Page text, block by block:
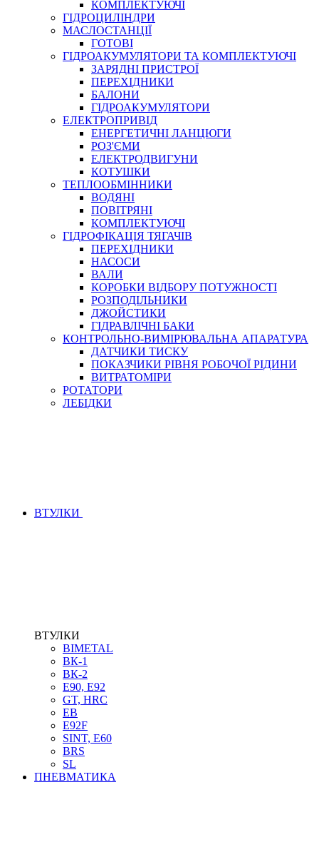
СПЕЦІАЛЬНІ
ГЕРМЕТИКИ
КЛЕЇ, ЦЕМЕНТИ, ЕПОКСИДКИ
РЕМОНТ ГІДРОЦИЛІНДРІВ
БОРЕКС, ЕО
КОМПЛЕКТУЮЧІ
ГІДРОЦИЛІНДРИ
МАСЛОСТАНЦІЇ
ГОТОВІ
ГІДРОАКУМУЛЯТОРИ ТА КОМПЛЕКТУЮЧІ
ЗАРЯДНІ ПРИСТРОЇ
ПЕРЕХІДНИКИ
БАЛОНИ
ГІДРОАКУМУЛЯТОРИ
ЕЛЕКТРОПРИВІД
ЕНЕРГЕТИЧНІ ЛАНЦЮГИ
РОЗ'ЄМИ
ЕЛЕКТРОДВИГУНИ
КОТУШКИ
ТЕПЛООБМІННИКИ
ВОДЯНІ
ПОВІТРЯНІ
КОМПЛЕКТУЮЧІ
ГІДРОФІКАЦІЯ ТЯГАЧІВ
ПЕРЕХІДНИКИ
НАСОСИ
ВАЛИ
КОРОБКИ ВІДБОРУ ПОТУЖНОСТІ
РОЗПОДІЛЬНИКИ
ДЖОЙСТИКИ
ГІДРАВЛІЧНІ БАКИ
КОНТРОЛЬНО-ВИМІРЮВАЛЬНА АПАРАТУРА
ДАТЧИКИ ТИСКУ
ПОКАЗЧИКИ РІВНЯ РОБОЧОЇ РІДИНИ
ВИТРАТОМІРИ
РОТАТОРИ
ЛЕБІДКИ
ВТУЛКИ
ВТУЛКИ
BIMETAL
ВК-1
ВК-2
Е90, E92
GT, HRC
EB
Е92F
SINT, E60
BRS
SL
ПНЕВМАТИКА